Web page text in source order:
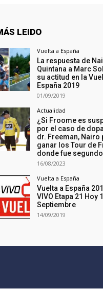
LEIDO
Vuelta a España
La respuesta de
Quintana a Marc
su actitud en la
España 2019
01/09/2019
Actualidad
¿Si Froome es
por el caso de
dr. Freeman, Nairo
ganar los Tour de
donde fue
16/08/2023
Vuelta a España
Vuelta a España
VIVO Etapa 21 Hoy
Septiembre
14/09/2019